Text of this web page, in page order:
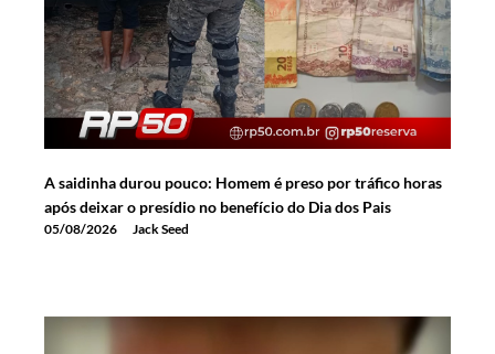
A saidinha durou pouco: Homem é preso por tráfico horas
após deixar o presídio no benefício do Dia dos Pais
05/08/2026 Jack Seed